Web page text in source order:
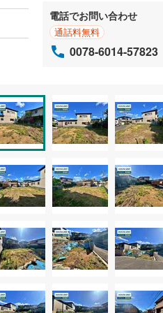
電話でお問い合わせ
通話料無料
0078-6014-57823